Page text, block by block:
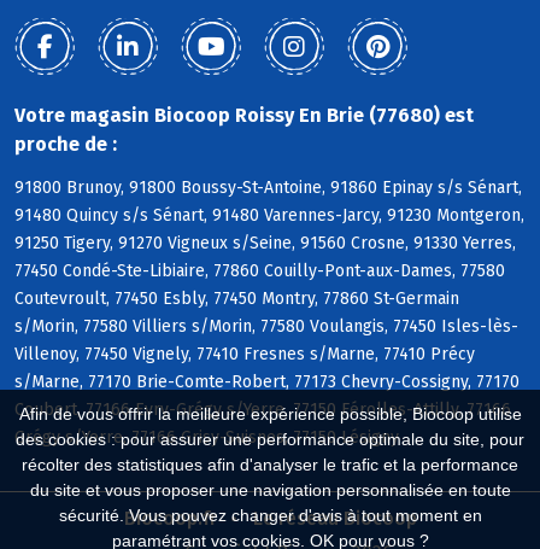
Afin de vous offrir la meilleure expérience possible, Biocoop utilise
des cookies : pour assurer une performance optimale du site, pour
récolter des statistiques afin d'analyser le trafic et la performance
du site et vous proposer une navigation personnalisée en toute
sécurité. Vous pouvez changer d'avis à tout moment en
paramétrant vos cookies. OK pour vous ?
Votre magasin Biocoop Roissy En Brie (77680) est
proche de :
91800 Brunoy, 91800 Boussy-St-Antoine, 91860 Epinay s/s Sénart,
91480 Quincy s/s Sénart, 91480 Varennes-Jarcy, 91230 Montgeron,
91250 Tigery, 91270 Vigneux s/Seine, 91560 Crosne, 91330 Yerres,
77450 Condé-Ste-Libiaire, 77860 Couilly-Pont-aux-Dames, 77580
Coutevroult, 77450 Esbly, 77450 Montry, 77860 St-Germain
s/Morin, 77580 Villiers s/Morin, 77580 Voulangis, 77450 Isles-lès-
Villenoy, 77450 Vignely, 77410 Fresnes s/Marne, 77410 Précy
s/Marne, 77170 Brie-Comte-Robert, 77173 Chevry-Cossigny, 77170
Coubert, 77166 Evry-Grégy s/Yerre, 77150 Férolles-Attilly, 77166
Grégy s/Yerre, 77166 Grisy-Suisnes, 77150 Lésigny
Biocoop.fr
Le réseau Biocoop